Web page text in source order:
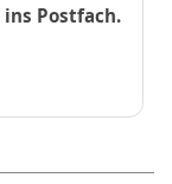
Postfach.